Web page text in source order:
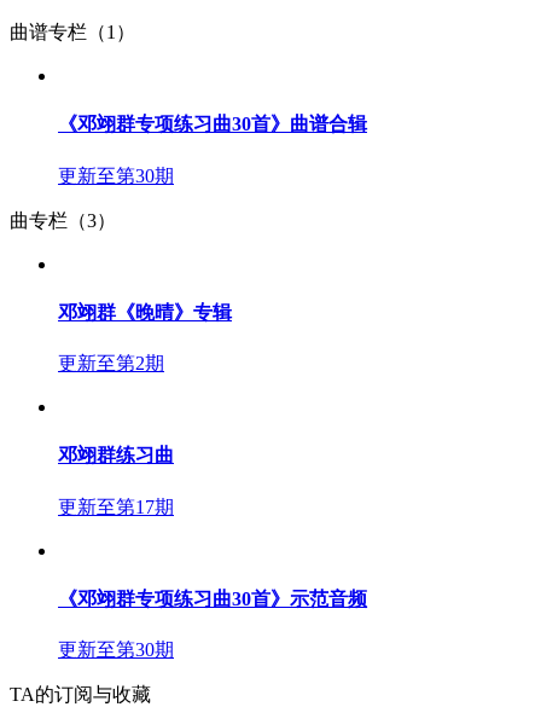
曲谱专栏（1）
《邓翊群专项练习曲30首》曲谱合辑
更新至第30期
曲专栏（3）
邓翊群《晚晴》专辑
更新至第2期
邓翊群练习曲
更新至第17期
《邓翊群专项练习曲30首》示范音频
更新至第30期
TA的订阅与收藏